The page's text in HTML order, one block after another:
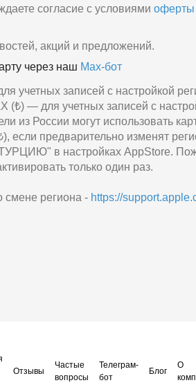
согласие с условиями оферты
акций и предложений.
через наш Max‑бот
записей с настройкой
— для учетных записей с
из России могут использовать
если предварительно изменят
в настройках AppStore.
только один раз.
региона - https://
Отзывы
Частые
вопросы
Телеграм-
бот
Блог
О